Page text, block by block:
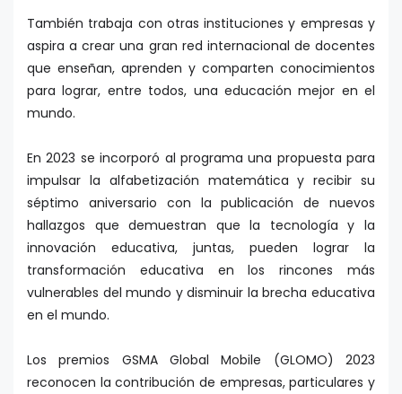
También trabaja con otras instituciones y empresas y
aspira a crear una gran red internacional de docentes
que enseñan, aprenden y comparten conocimientos
para lograr, entre todos, una educación mejor en el
mundo.
En 2023 se incorporó al programa una propuesta para
impulsar la alfabetización matemática y recibir su
séptimo aniversario con la publicación de nuevos
hallazgos que demuestran que la tecnología y la
innovación educativa, juntas, pueden lograr la
transformación educativa en los rincones más
vulnerables del mundo y disminuir la brecha educativa
en el mundo.
Los premios GSMA Global Mobile (GLOMO) 2023
reconocen la contribución de empresas, particulares y